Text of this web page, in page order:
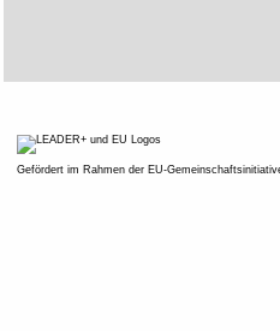
Gefördert im Rahmen der EU-